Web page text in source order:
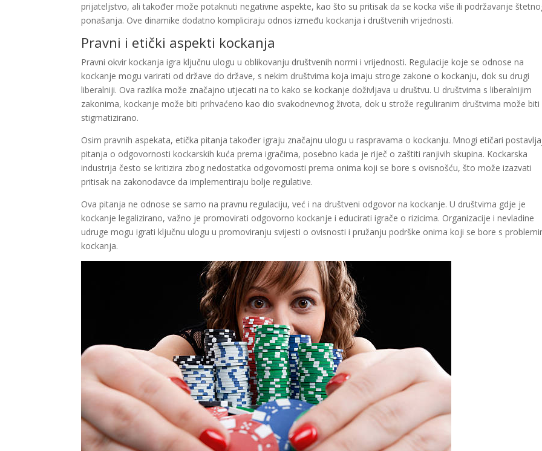
prijateljstvo, ali također može potaknuti negativne aspekte, kao što su pritisak da se kocka više ili podržavanje
ponašanja. Ove dinamike dodatno kompliciraju odnos između kockanja i društvenih vrijednosti.
Pravni i etički aspekti kockanja
Pravni okvir kockanja igra ključnu ulogu u oblikovanju društvenih normi i vrijednosti. Regulacije koje se odnose na
kockanje mogu varirati od države do države, s nekim društvima koja imaju stroge zakone o kockanju, dok su drugi
liberalniji. Ova razlika može značajno utjecati na to kako se kockanje doživljava u društvu. U društvima s liberalnijim
zakonima, kockanje može biti prihvaćeno kao dio svakodnevnog života, dok u strože reguliranim društvima može biti
stigmatizirano.
Osim pravnih aspekata, etička pitanja također igraju značajnu ulogu u raspravama o kockanju. Mnogi etičari
pitanja o odgovornosti kockarskih kuća prema igračima, posebno kada je riječ o zaštiti ranjivih skupina. Kockarska
industrija često se kritizira zbog nedostatka odgovornosti prema onima koji se bore s ovisnošću, što može izazvati
pritisak na zakonodavce da implementiraju bolje regulative.
Ova pitanja ne odnose se samo na pravnu regulaciju, već i na društveni odgovor na kockanje. U društvima gdje je
kockanje legalizirano, važno je promovirati odgovorno kockanje i educirati igrače o rizicima. Organizacije i nevladine
udruge mogu igrati ključnu ulogu u promoviranju svijesti o ovisnosti i pružanju podrške onima koji se bore s
kockanja.